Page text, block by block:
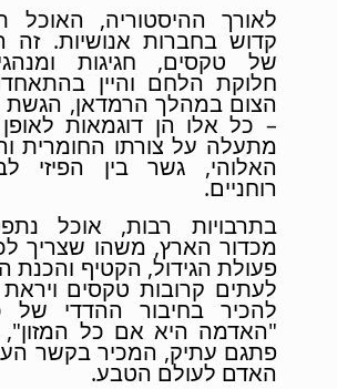
לאורך ההיסטוריה,
קדוש בחברות אנושיות. זה
של טקסים, חגיגות
חלוקת הלחם והיין
הצום במהלך הרמדאן, הגשת
– כל אלו הן דוגמאות
מתעלה על צורתו החומרית
האלוהי, גשר בין הפיזי
רוחניים.
בתרבויות רבות, אוכל
מכדור הארץ, משהו שצריך
פעולת הגידול, הקטיף והכנת
לעתים קרובות טקסים
להכיר בחיבור ההדדי של
"האדמה היא אם כל המזון",
פתגם עתיק, המכיר בקשר
האדם לעולם הטבע.